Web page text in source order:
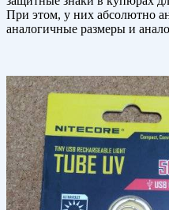
При этом, у них абсолютно
аналогичные размеры и